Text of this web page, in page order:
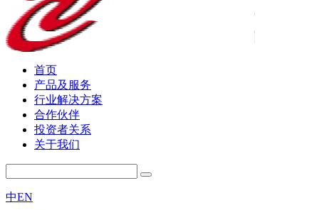
首页
产品及服务
行业解决方案
合作伙伴
投资者关系
关于我们
中EN